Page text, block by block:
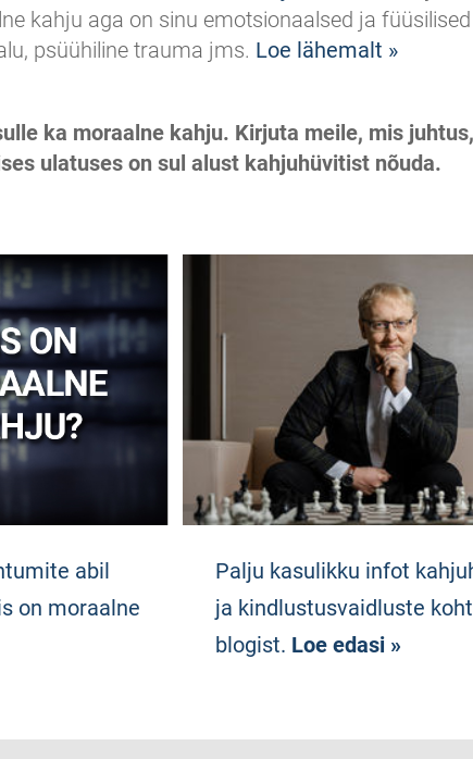
kahju aga on sinu emotsionaalsed ja füüsilised
psüühiline trauma jms. Loe lähemalt »
ka moraalne kahju. Kirjuta meile, mis
ulatuses on sul alust kahjuhüvitist nõuda.
abil
on moraalne
Palju kasulikku infot
ja kindlustusvaidluste
blogist. Loe edasi »